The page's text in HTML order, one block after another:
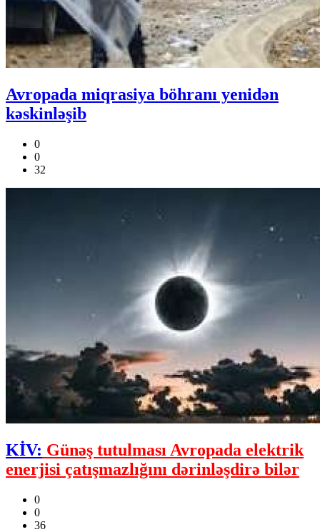
Avropada miqrasiya böhranı yenidən
kəskinləşib
0
0
32
KİV: Günəş tutulması Avropada elektrik
enerjisi çatışmazlığını dərinləşdirə bilər
0
0
36